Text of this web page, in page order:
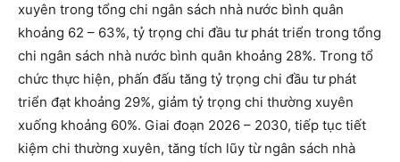
xuyên trong tổng chi ngân sách nhà nước bình quân
khoảng 62 – 63%, tỷ trọng chi đầu tư phát triển trong tổng
chi ngân sách nhà nước bình quân khoảng 28%. Trong tổ
chức thực hiện, phấn đấu tăng tỷ trọng chi đầu tư phát
triển đạt khoảng 29%, giảm tỷ trọng chi thường xuyên
xuống khoảng 60%. Giai đoạn 2026 – 2030, tiếp tục tiết
kiệm chi thường xuyên, tăng tích lũy từ ngân sách nhà